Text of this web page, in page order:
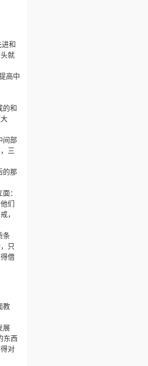
和
就
高中
的和
间部
三
的那
：
们
，
条
只
借
教
展
东西
对